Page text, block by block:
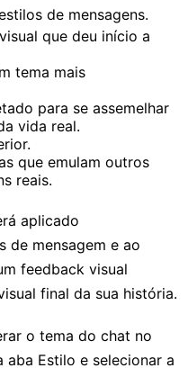
de mensagens.
que deu início a
tema mais
para se assemelhar
vida real.
que emulam outros
reais.
aplicado
de mensagem e ao
feedback visual
final da sua história.
o tema do chat no
aba Estilo e selecionar a